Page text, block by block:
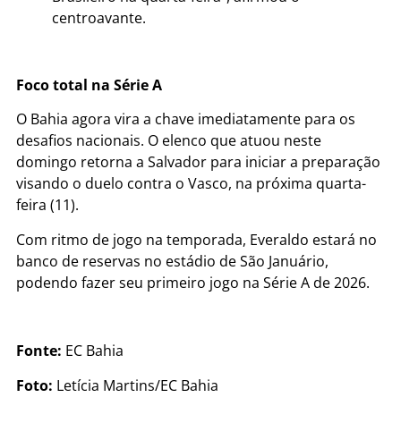
centroavante.
Foco total na Série A
O Bahia agora vira a chave imediatamente para os
desafios nacionais. O elenco que atuou neste
domingo retorna a Salvador para iniciar a preparação
visando o duelo contra o Vasco, na próxima quarta-
feira (11).
Com ritmo de jogo na temporada, Everaldo estará no
banco de reservas no estádio de São Januário,
podendo fazer seu primeiro jogo na Série A de 2026.
Fonte: EC Bahia
Foto: Letícia Martins/EC Bahia